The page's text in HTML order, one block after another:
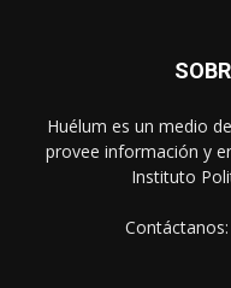
Huélum es un medio
provee información y
Instituto
Contáctanos: